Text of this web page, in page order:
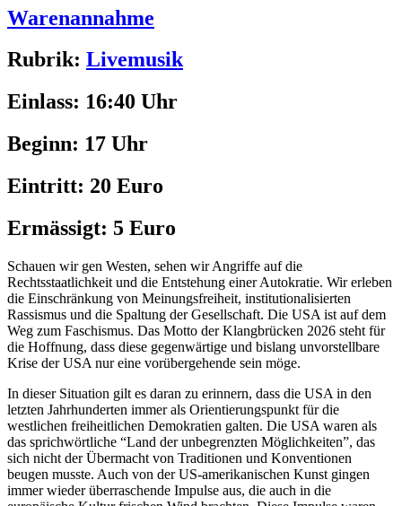
Warenannahme
Rubrik: Livemusik
Einlass: 16:40 Uhr
Beginn: 17 Uhr
Eintritt: 20 Euro
Ermässigt: 5 Euro
Schauen wir gen Westen, sehen wir Angriffe auf die
Rechtsstaatlichkeit und die Entstehung einer Autokratie. Wir erleben
die Einschränkung von Meinungsfreiheit, institutionalisierten
Rassismus und die Spaltung der Gesellschaft. Die USA ist auf dem
Weg zum Faschismus. Das Motto der Klangbrücken 2026 steht für
die Hoffnung, dass diese gegenwärtige und bislang unvorstellbare
Krise derUSA nur eine vorübergehende sein möge.
In dieser Situation gilt es daran zu erinnern, dass die USA in den
letzten Jahrhunderten immer als Orientierungspunkt für die
westlichen freiheitlichen Demokratien galten. Die USA waren als
das sprichwörtliche “Land der unbegrenzten Möglichkeiten”, das
sich nicht der Übermacht von Traditionen und Konventionen
beugen musste. Auch von der US-amerikanischen Kunst gingen
immer wieder überraschende Impulse aus, die auch in die